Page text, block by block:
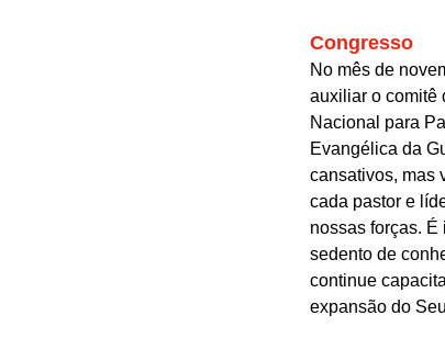
Congresso
No mês de
auxiliar o comitê
Nacional para
Evangélica da
cansativos, mas
cada pastor e
nossas forças.
sedento de
continue
expansão do